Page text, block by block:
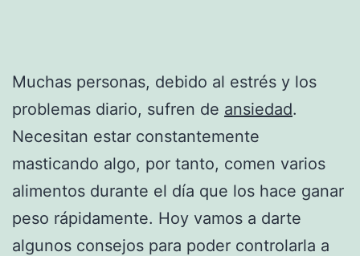
Muchas personas, debido al estrés y los
problemas diario, sufren de ansiedad.
Necesitan estar constantemente
masticando algo, por tanto, comen varios
alimentos durante el día que los hace ganar
peso rápidamente. Hoy vamos a darte
algunos consejos para poder controlarla a